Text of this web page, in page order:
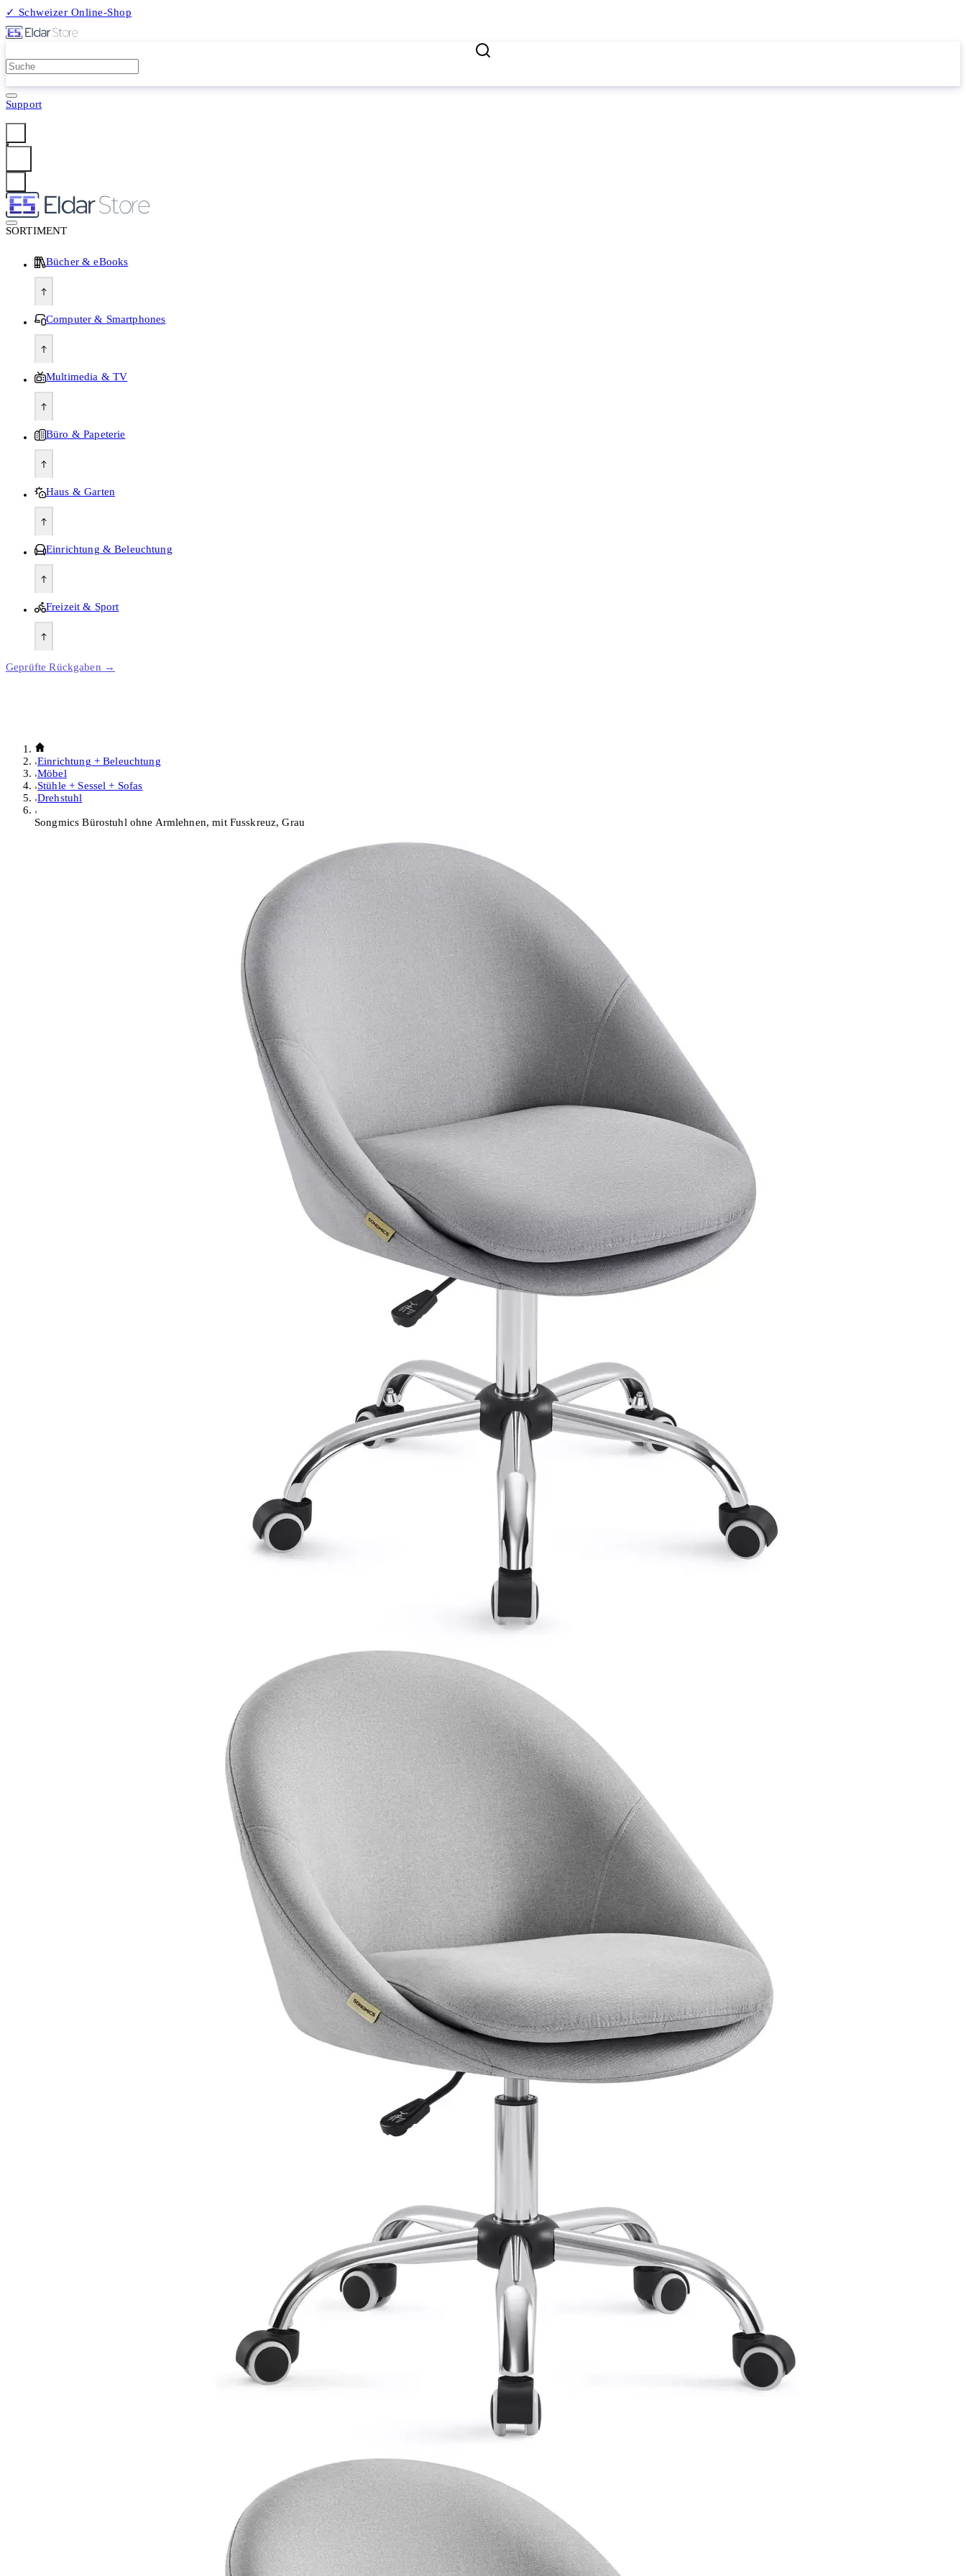
✓ Schweizer Online-Shop
Support
SORTIMENT
Bücher & eBooks
Computer & Smartphones
Multimedia & TV
Büro & Papeterie
Haus & Garten
Einrichtung & Beleuchtung
Freizeit & Sport
Geprüfte Rückgaben →
Einrichtung + Beleuchtung
Möbel
Stühle + Sessel + Sofas
Drehstuhl
Songmics Bürostuhl ohne Armlehnen, mit Fusskreuz, Grau
7
Drehstuhl
Songmics
Fusskreuz, Grau
Bequemer und robuster Schreibtischstuhl
Produkt bewerten
Produkttyp:Bürostuhl
Material Bezug: Baumwolle
Armlehnen:Nein
Material Fuss:Metall
Rückenart:Polsterrücken
Hersteller:
Songmics
Hersteller-Artikel-Nr.:OBG020G01V1
Unsere-Artikel-Nr.:MXDL5PN7R
EAN:
194343038988